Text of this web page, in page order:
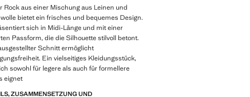
Rock aus einer Mischung aus Leinen und
bietet ein frisches und bequemes Design.
sich in Midi-Länge und mit einer
Passform, die die Silhouette stilvoll betont.
Schnitt ermöglicht
Ein vielseitiges Kleidungsstück,
sowohl für legere als auch für formellere
eignet
ZUSAMMENSETZUNG UND